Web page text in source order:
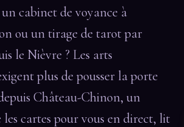
cabinet de voyance à
ou un tirage de tarot par
le Nièvre ? Les arts
plus de pousser la porte
Château-Chinon, un
cartes pour vous en direct, lit